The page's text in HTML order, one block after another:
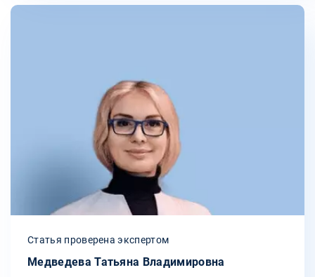
Статья проверена экспертом
Медведева Татьяна Владимировна